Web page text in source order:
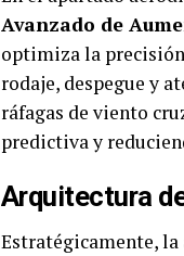
Avanzado de
optimiza la
rodaje, despegue y
ráfagas de viento
predictiva y
Arquitectura
Estratégicamente,